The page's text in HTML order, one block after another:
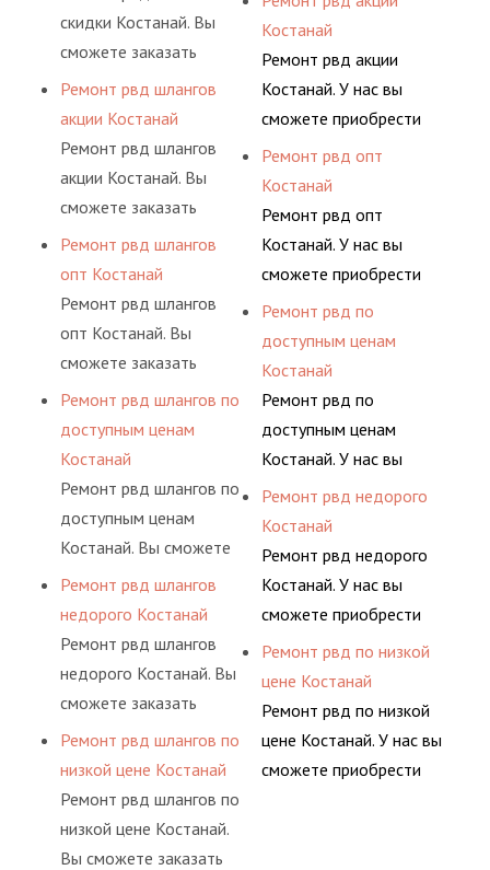
долговременного
комплексного
гидросистем Вашего
предприятия.
скидки Костанай. Вы
сможете заказать
сервис РВД на разовой
основе либо на
условиях
долговременного
комплексного
гидросистем Вашего
Ремонт рвд шлангов
акции Костанай
Ремонт рвд шлангов
акции Костанай. Вы
сможете заказать
сервис РВД на разовой
основе либо на
условиях
долговременного
комплексного
гидросистем Вашего
предприятия.
Ремонт рвд шлангов
опт Костанай
Ремонт рвд шлангов
опт Костанай. Вы
сможете заказать
сервис РВД на разовой
основе либо на
условиях
долговременного
комплексного
обслуживания
предприятия.
Ремонт рвд шлангов по
доступным ценам
Костанай
Ремонт рвд шлангов по
доступным ценам
Костанай. Вы сможете
заказать сервис РВД на
разовой основе либо на
условиях
долговременного
комплексного
гидросистем Вашего
предприятия.
Ремонт рвд шлангов
недорого Костанай
Ремонт рвд шлангов
недорого Костанай. Вы
сможете заказать
сервис РВД на разовой
основе либо на
условиях
долговременного
комплексного
Ремонт рвд шлангов по
низкой цене Костанай
Ремонт рвд шлангов по
низкой цене Костанай.
Вы сможете заказать
давления. Ремонт
высококвалифицирован
помогут решить любую
сложную задачу.
фитингами и
комплектующими,
АДЫМ Инжиниринг
предлагает ремонт
давления. Ремонт
высококвалифицирован
помогут решить любую
сложную задачу.
Костанай
Ремонт рвд акции
Костанай. У нас вы
сможете приобрести
рукав с разными
фитингами и
комплектующими,
АДЫМ Инжиниринг
предлагает ремонт
давления. Ремонт
шлангов производится
ными спецами, которые
помогут решить любую
Ремонт рвд опт
Костанай
Ремонт рвд опт
Костанай. У нас вы
сможете приобрести
рукав с разными
фитингами и
комплектующими,
АДЫМ Инжиниринг
предлагает ремонт
шлангов высокого
шлангов производится
ными спецами, которые
сложную задачу.
Ремонт рвд по
доступным ценам
Костанай
Ремонт рвд по
доступным ценам
Костанай. У нас вы
сможете приобрести
рукав с разными
фитингами и
комплектующими,
АДЫМ Инжиниринг
шлангов высокого
давления. Ремонт
шлангов производится
высококвалифицирован
ными спецами, которые
Ремонт рвд недорого
Костанай
Ремонт рвд недорого
Костанай. У нас вы
сможете приобрести
рукав с разными
фитингами и
комплектующими,
АДЫМ Инжиниринг
предлагает ремонт
Ремонт рвд по низкой
цене Костанай
Ремонт рвд по низкой
цене Костанай. У нас вы
сможете приобрести